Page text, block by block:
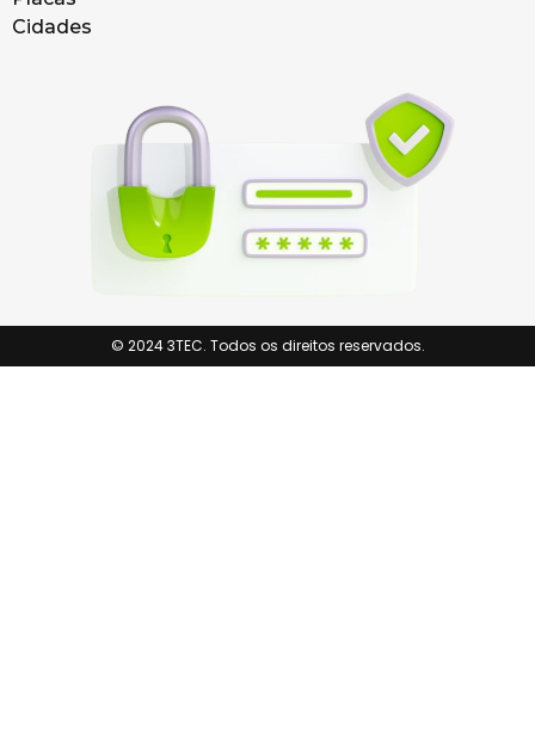
Cidades
© 2024 3TEC. Todos os direitos reservados.